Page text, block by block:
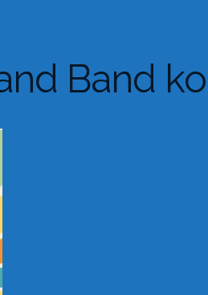
Band